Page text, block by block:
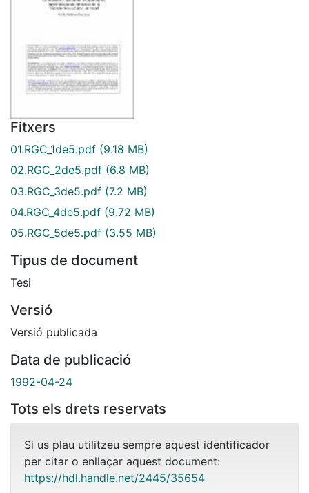
Fitxers
01.RGC_1de5.pdf (9.18 MB)
02.RGC_2de5.pdf (6.8 MB)
03.RGC_3de5.pdf (7.2 MB)
04.RGC_4de5.pdf (9.72 MB)
05.RGC_5de5.pdf (3.55 MB)
Tipus de document
Tesi
Versió
Versió publicada
Data de publicació
1992-04-24
Tots els drets reservats
Si us plau utilitzeu sempre aquest identificador
per citar o enllaçar aquest document:
https://hdl.handle.net/2445/35654